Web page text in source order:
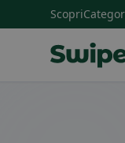
Scopri